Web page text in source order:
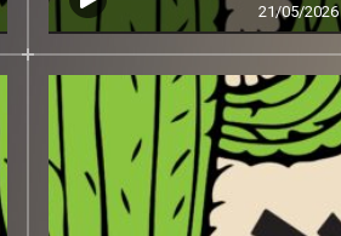
21/05/2026